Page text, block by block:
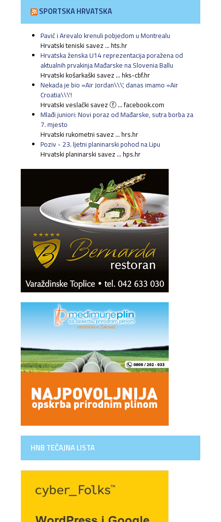
SPORTSKA HRVATSKA
Pavić i Arevalo krenuli pobjedom u Montrealu
Hrvatski teniski savez ... hts.hr
Hrvatska ženska U14 reprezentacija poražena od
aktualnih prvakinja Mađarske na Slovenia Ballu
Hrvatski košarkaški savez ... hks-cbf.hr
Nekada je bio »Air Jordan\\\', danas imamo »Air
Croatia\\\'!
Hrvatski veslački savez ⓕ ... facebook.com
Mlađi juniori: Novi poraz od Mađarske, sutra borba za
7. mjesto
Hrvatski rukometni savez ... hrs.hr
Poziv - 23. ljetni planinarski pohod na Lipu
Hrvatski planinarski savez ... hps.hr
HNB TEČAJNA LISTA